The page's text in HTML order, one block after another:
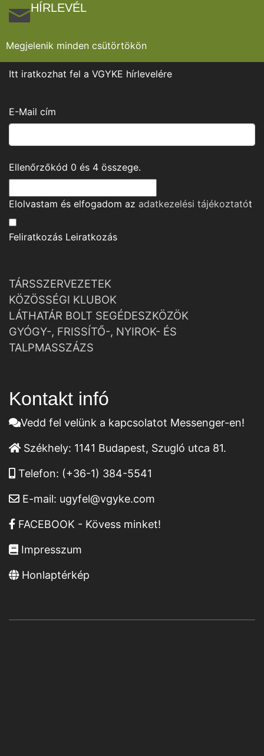
HÍRLEVÉL
Megjelenik minden csütörtökön
Itt iratkozhat fel a VGYKE hírlevelére
E-Mail cím
Ellenőrzőkód 0 és 4 összege.
Elolvastam és elfogadom az adatkezelési tájékoztatót
Feliratkozás Leiratkozás
TÁRSSZERVEZETEK
KÖZÖSSÉGI KLUBOK
LÁTHATÁR BOLT SEGÉDESZKÖZÖK
GYÓGY-, FRISSÍTŐ-, NYIROK- ÉS
TALPMASSZÁZS
Kontakt infó
Vedd fel velünk a kapcsolatot Messenger-en!
Székhely: 1141 Budapest, Szugló utca 81.
Telefon: (+36-1) 384-5541
E-mail: ugyfel@vgyke.com
FACEBOOK - Kövess minket!
Impresszum
Honlaptérkép